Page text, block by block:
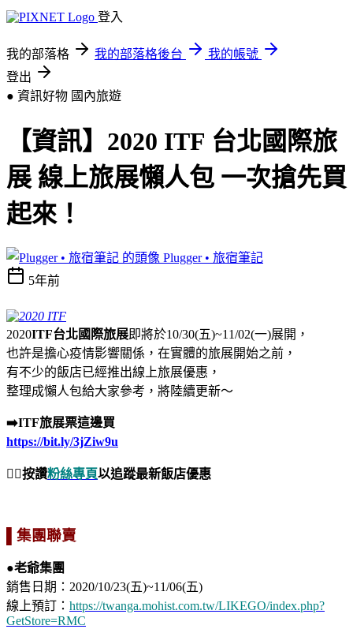
登入
我的部落格 我的部落格後台
我的帳號
登出
● 資訊好物 國內旅遊
【資訊】2020 ITF 台北國際旅
展 線上旅展懶人包 一次搶先買
起來！
Plugger • 旅宿筆記
5年前
2020ITF台北國際旅展即將於10/30(五)~11/02(一)展開，
也許是擔心疫情影響關係，在實體的旅展開始之前，
有不少的飯店已經推出線上旅展優惠，
整理成懶人包給大家參考，將陸續更新～
➡️ITF旅展票這邊買​
https://bit.ly/3jZiw9u
👍🏻按讚粉絲專頁以追蹤最新飯店優惠
▌集團聯賣
●老爺集團
銷售日期：2020/10/23(五)~11/06(五)⁣
​線上預訂： https://twanga.mohist.com.tw/LIKEGO/index.php?
GetStore=RMC